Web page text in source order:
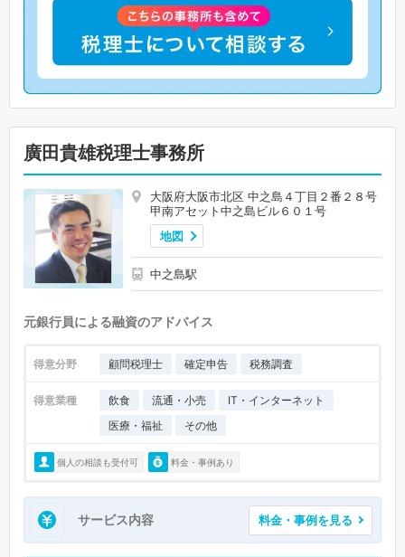
廣田貴雄税理士事務所
大阪府大阪市北区 中之島４丁目２番２８号
甲南アセット中之島ビル６０１号
地図
中之島駅
元銀行員による融資のアドバイス
得意分野 顧問税理士 確定申告 税務調査
得意業種 飲食 流通・小売
IT・インターネット
医療・福祉
その他
個人の相談も受付可 料金・事例あり
サービス内容 料金・事例を見る